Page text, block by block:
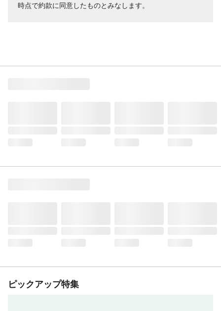
時点で約款に同意したものとみなします。
ピックアップ特集